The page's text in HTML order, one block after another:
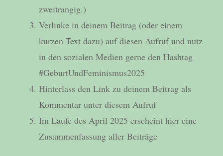
zweitrangig.)
Verlinke in deinem Beitrag (oder einem
kurzen Text dazu) auf diesen Aufruf und nutz
in den sozialen Medien gerne den Hashtag
#GeburtUndFeminismus2025
Hinterlass den Link zu deinem Beitrag als
Kommentar unter diesem Aufruf
Im Laufe des April 2025 erscheint hier eine
Zusammenfassung aller Beiträge